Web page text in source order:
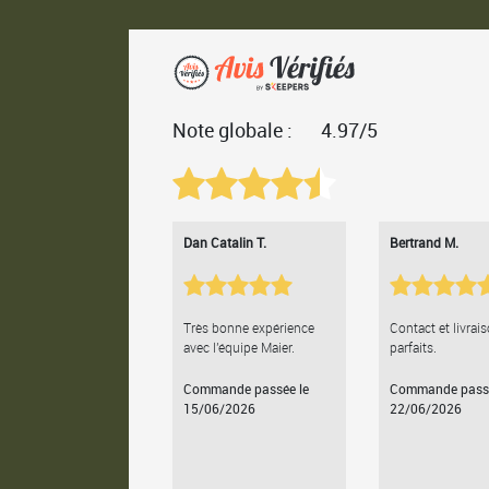
Note globale : 4.97/5
Dan Catalin T.
Très bonne expérience
avec l'équipe Maier.
Commande passée le
15/06/2026
Bertrand M.
Contact et
parfaits.
Commande
22/06/2026